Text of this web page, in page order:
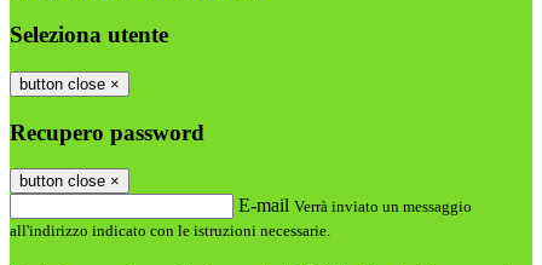
Seleziona utente
button close ×
Recupero password
button close ×
E-mail Verrà inviato un messaggio
all'indirizzo indicato con le istruzioni necessarie.